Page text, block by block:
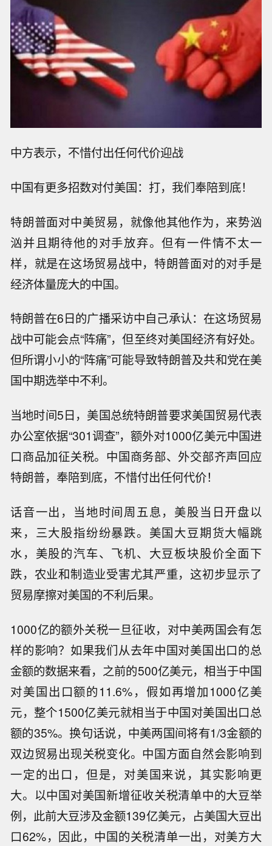
中方表示，不惜付出任何代价迎战
中国有更多招数对付美国：打，我们奉陪到底！
特朗普面对中美贸易，就像他其他作为，来势汹
汹并且期待他的对手放弃。但有一件情不太一
样，就是在这场贸易战中，特朗普面对的对手是
经济体量庞大的中国。
特朗普在6日的广播采访中自己承认：在这场贸易
战中可能会点“阵痛”，但至终对美国经济有好处。
但所谓小小的“阵痛”可能导致特朗普及共和党在美
国中期选举中不利。
当地时间5日，美国总统特朗普要求美国贸易代表
办公室依据“301调查”，额外对1000亿美元中国进
口商品加征关税。中国商务部、外交部齐声回应
特朗普，奉陪到底，不惜付出任何代价！
话音一出，当地时间周五息，美股当日开盘以
来，三大股指纷纷暴跌。美国大豆期货大幅跳
水，美股的汽车、飞机、大豆板块股价全面下
跌，农业和制造业受害尤其严重，这初步显示了
贸易摩擦对美国的不利后果。
1000亿的额外关税一旦征收，对中美两国会有怎
样的影响？如果我们从去年中国对美国出口的总
金额的数据来看，之前的500亿美元，相当于中国
对美国出口额的11.6%，假如再增加1000亿美
元，整个1500亿美元就相当于中国对美国出口总
额的35%。换句话说，中美两国间将有1/3金额的
双边贸易出现关税变化。中国方面自然会影响到
一定的出口，但是，对美国来说，其实影响更
大。以中国对美国新增征收关税清单中的大豆举
例，此前大豆涉及金额139亿美元，占美国大豆出
口62%，因此，中国的关税清单一出，对美方大